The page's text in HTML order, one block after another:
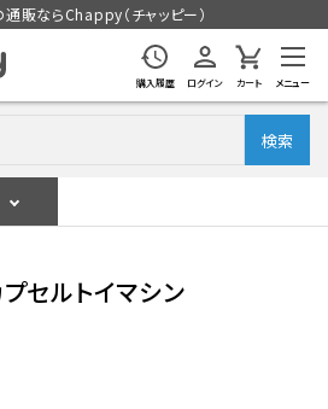
通販ならChappy（チャッピー）
購入履歴 ログイン カート メニュー
検索
セルトイマシン